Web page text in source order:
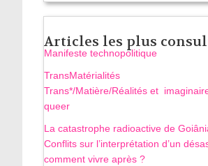
Articles les plus
Manifeste technopolitique
TransMatérialités
Trans*/Matière/Réalités et
queer
La catastrophe radioactive de
Conflits sur l’interprétation d’un
comment vivre après ?